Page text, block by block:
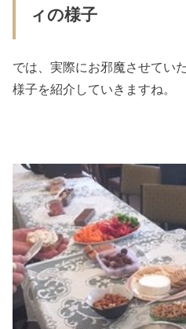
ィの様子
では、実際にお邪魔させてい
様子を紹介していきますね。